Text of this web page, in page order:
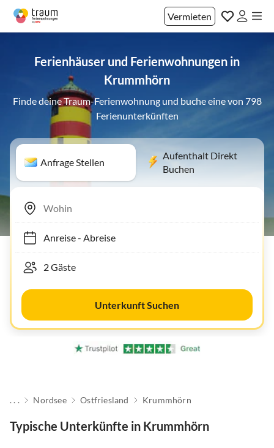
Vermieten
Ferienhäuser und Ferienwohnungen in
Krummhörn
Finde deine Traum-Ferienwohnung und buche eine von 798
Ferienunterkünften
Anfrage Stellen
Aufenthalt Direkt
Buchen
Anreise- Abreise
Unterkunft Suchen
. . . Nordsee Ostfriesland Krummhörn
Typische Unterkünfte in Krummhörn